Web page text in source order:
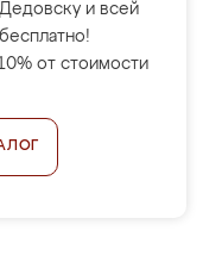
и всей
от стоимости